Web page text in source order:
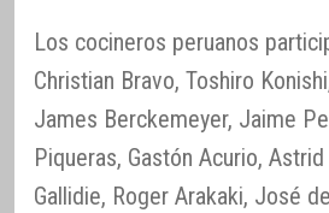
Los cocineros peruanos
Christian Bravo, Toshiro
James Berckemeyer, Jaime
Piqueras, Gastón Acurio,
Gallidie, Roger Arakaki, José